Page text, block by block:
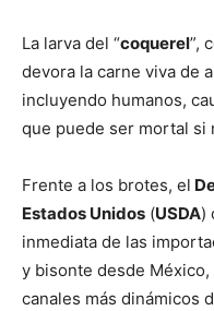
La larva del “coquerel”,
devora la carne viva de
incluyendo humanos,
que puede ser mortal si
Frente a los brotes, el
Estados Unidos (USDA)
inmediata de las
y bisonte desde
canales más dinámicos